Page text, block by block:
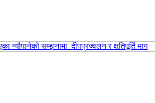
न्यौपानेको सम्झनामा दीपप्रज्वलन र क्षतिपूर्ति माग